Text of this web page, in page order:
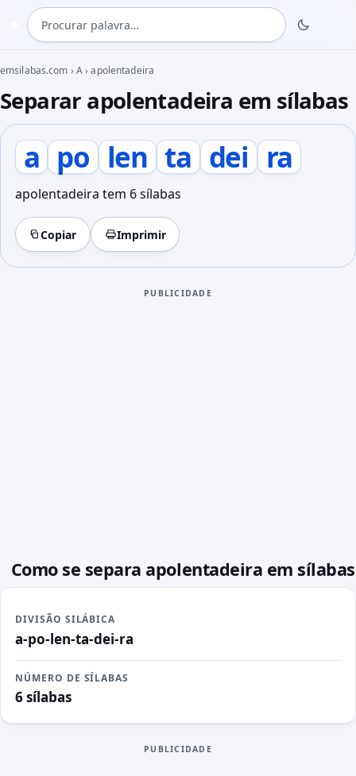
Procurar palavra
emsilabas.com › A›apolentadeira
Separar apolentadeira em sílabas
a po len ta dei ra
apolentadeira tem 6 sílabas
Copiar Imprimir
PUBLICIDADE
Como se separa apolentadeira em sílabas
DIVISÃO SILÁBICA
a-po-len-ta-dei-ra
NÚMERO DE SÍLABAS
6 sílabas
PUBLICIDADE